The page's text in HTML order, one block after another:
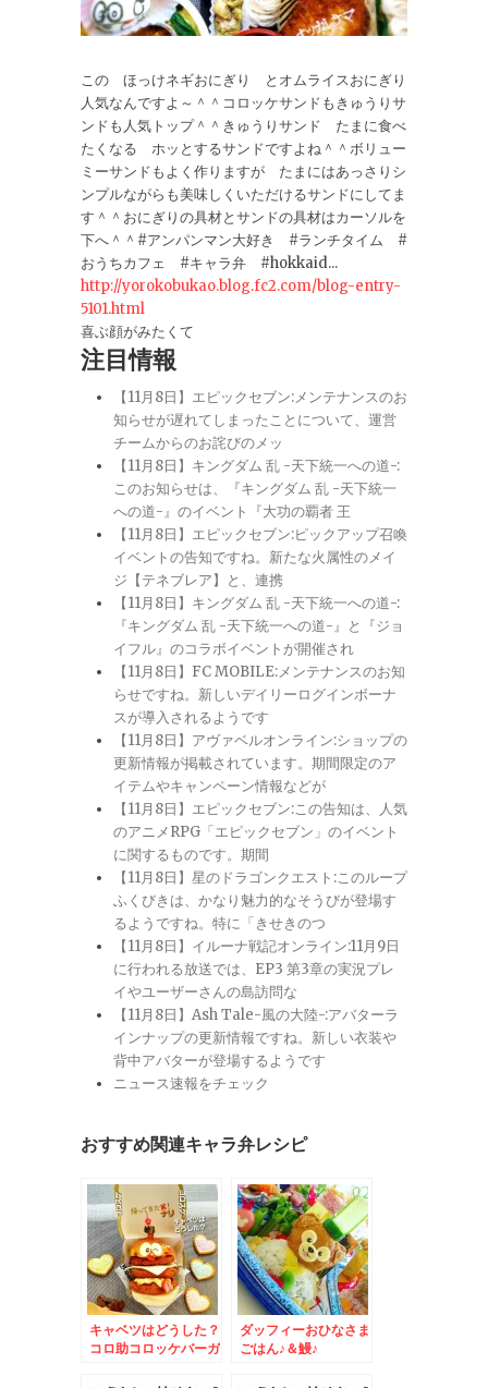
この ほっけネギおにぎり とオムライスおにぎり
人気なんですよ～＾＾コロッケサンドもきゅうりサ
ンドも人気トップ＾＾きゅうりサンド たまに食べ
たくなる ホッとするサンドですよね＾＾ボリュー
ミーサンドもよく作りますが たまにはあっさりシ
ンプルながらも美味しくいただけるサンドにしてま
す＾＾おにぎりの具材とサンドの具材はカーソルを
下へ＾＾#アンパンマン大好き #ランチタイム #
おうちカフェ #キャラ弁 #hokkaid...
http://yorokobukao.blog.fc2.com/blog-entry-
5101.html
喜ぶ顔がみたくて
注目情報
【11月8日】エピックセブン:メンテナンスのお
知らせが遅れてしまったことについて、運営
チームからのお詫びのメッ
【11月8日】キングダム 乱 -天下統一への道-:
このお知らせは、『キングダム 乱 -天下統一
への道-』のイベント『大功の覇者 王
【11月8日】エピックセブン:ピックアップ召喚
イベントの告知ですね。新たな火属性のメイ
ジ【テネブレア】と、連携
【11月8日】キングダム 乱 -天下統一への道-:
『キングダム 乱 -天下統一への道-』と『ジョ
イフル』のコラボイベントが開催され
【11月8日】FC MOBILE:メンテナンスのお知
らせですね。新しいデイリーログインボーナ
スが導入されるようです
【11月8日】アヴァベルオンライン:ショップの
更新情報が掲載されています。期間限定のア
イテムやキャンペーン情報などが
【11月8日】エピックセブン:この告知は、人気
のアニメRPG「エピックセブン」のイベント
に関するものです。期間
【11月8日】星のドラゴンクエスト:このループ
ふくびきは、かなり魅力的なそうびが登場す
るようですね。特に「きせきのつ
【11月8日】イルーナ戦記オンライン:11月9日
に行われる放送では、EP3 第3章の実況プレ
イやユーザーさんの島訪問な
【11月8日】Ash Tale-風の大陸-:アバターラ
インナップの更新情報ですね。新しい衣装や
背中アバターが登場するようです
ニュース速報をチェック
おすすめ関連キャラ弁レシピ
キャベツはどうした？
コロ助コロッケバーガ
ダッフィーおひなさま
ごはん♪＆鰻♪